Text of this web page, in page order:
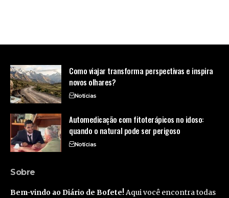
Como viajar transforma perspectivas e inspira
novos olhares?
Notícias
Automedicação com fitoterápicos no idoso:
quando o natural pode ser perigoso
Notícias
Sobre
Bem-vindo ao Diário de Bofete! Aqui você encontra todas